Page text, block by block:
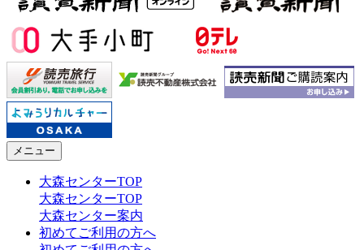
メニュー
大森センターTOP
大森センターTOP
大森センター案内
初めてご利用の方へ